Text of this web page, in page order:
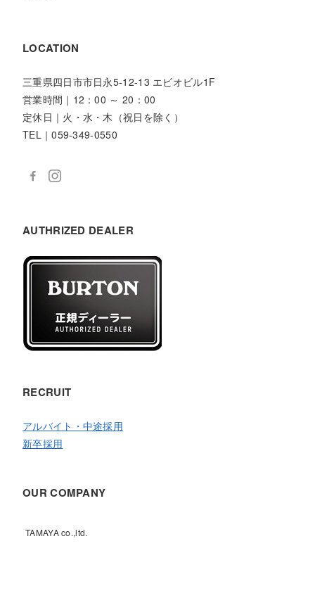
LOCATION
三重県四日市市日永5-12-13 エビオビル1F
営業時間｜12：00 ～ 20：00
定休日｜火・水・木（祝日を除く）
TEL｜059-349-0550
AUTHRIZED DEALER
RECRUIT
アルバイト・中途採用
新卒採用
OUR COMPANY
TAMAYA co.,ltd.